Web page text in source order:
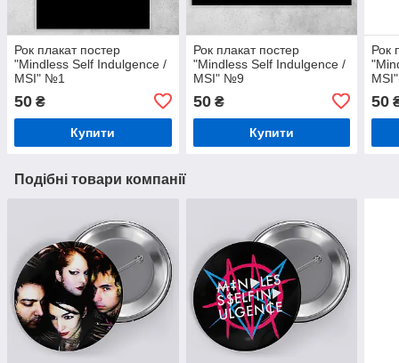
Рок плакат постер
"Mindless Self Indulgence /
MSI" №1
50 ₴
Купити
Рок плакат постер
"Mindless Self Indulgence /
MSI" №9
50₴
Купити
Рок
50
Подібні товари компанії